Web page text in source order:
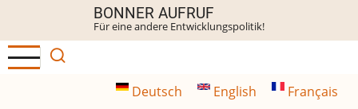
Inhalt
BONNER AUFRUF
Für eine andere Entwicklungspolitik!
Deutsch English Français